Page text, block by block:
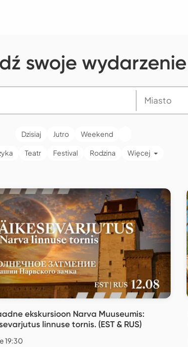
swoje wydarzenie
Dzisiaj Jutro Weekend
Teatr Festival Rodzina Więcej
ekskursioon Narva Muuseumis:
linnuse tornis. (EST & RUS)
19:30